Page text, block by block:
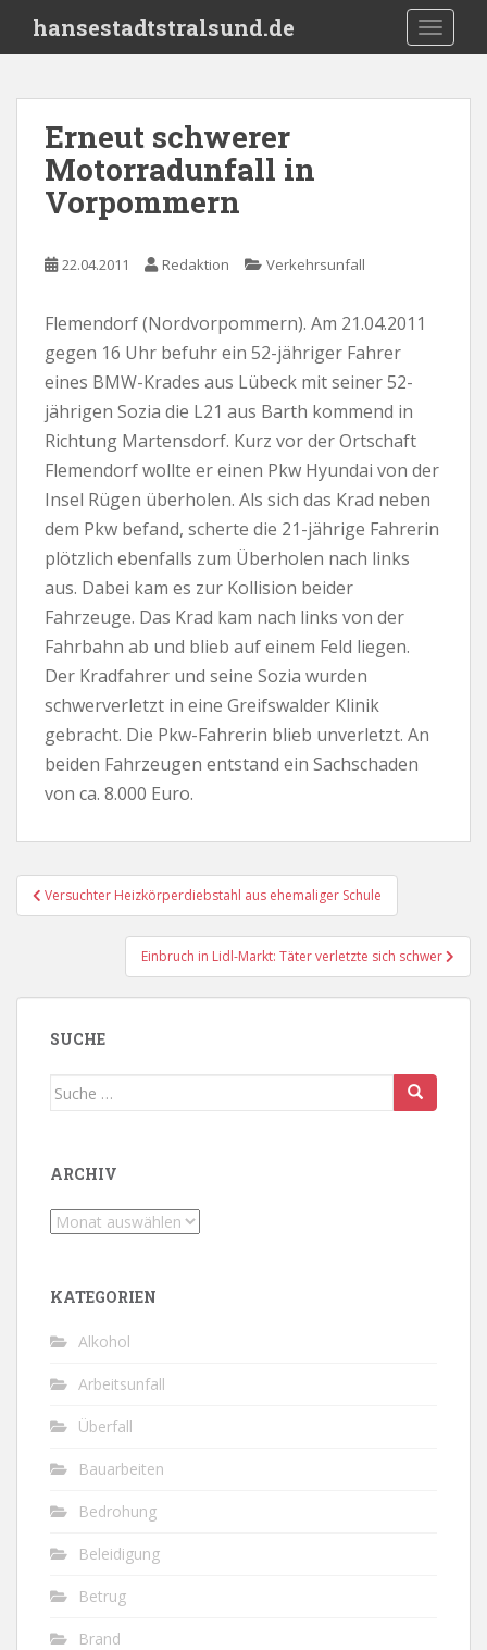
i
hansestadtstralsund.de
Erneut schwerer
Motorradunfall in
Vorpommern
22.04.2011 Redaktion Verkehrsunfall
Flemendorf (Nordvorpommern). Am 21.04.2011
gegen 16 Uhr befuhr ein 52-jähriger Fahrer
eines BMW-Krades aus Lübeck mit seiner 52-
jährigen Sozia die L21 aus Barth kommend in
Richtung Martensdorf. Kurz vor der Ortschaft
Flemendorf wollte er einen Pkw Hyundai von der
Insel Rügen überholen. Als sich das Krad neben
dem Pkw befand, scherte die 21-jährige Fahrerin
plötzlich ebenfalls zum Überholen nach links
aus. Dabei kam es zur Kollision beider
Fahrzeuge. Das Krad kam nach links von der
Fahrbahn ab und blieb auf einem Feld liegen.
Der Kradfahrer und seine Sozia wurden
schwerverletzt in eine Greifswalder Klinik
gebracht. Die Pkw-Fahrerin blieb unverletzt. An
beiden Fahrzeugen entstand ein Sachschaden
von ca. 8.000 Euro.
Beitragsnavigation
Versuchter Heizkörperdiebstahl aus ehemaliger Schule
Einbruch in Lidl-Markt: Täter verletzte sich schwer
SUCHE
Suche
ARCHIV
Archiv
KATEGORIEN
Alkohol
Arbeitsunfall
Überfall
Bauarbeiten
Bedrohung
Beleidigung
Betrug
Brand